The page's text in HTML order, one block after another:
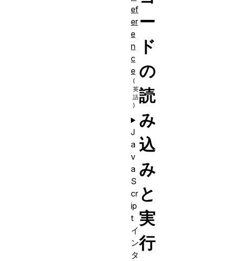
ー
ド
の
読
み
込
み
と
実
行
ef
er
e
n
c
e
J
a
v
a
S
cr
ip
t
イ
ン
タ